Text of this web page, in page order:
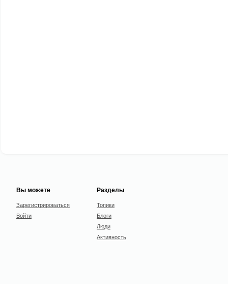
Вы можете
Зарегистрироваться
Войти
Разделы
Топики
Блоги
Люди
Активность